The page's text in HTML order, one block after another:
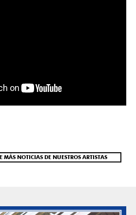
MÁS NOTICIAS DE NUESTROS ARTISTAS